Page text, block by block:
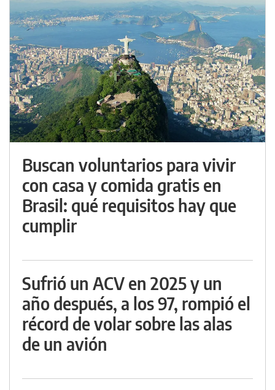
Buscan voluntarios para vivir
con casa y comida gratis en
Brasil: qué requisitos hay que
cumplir
Sufrió un ACV en 2025 y un
año después, a los 97, rompió el
récord de volar sobre las alas
de un avión